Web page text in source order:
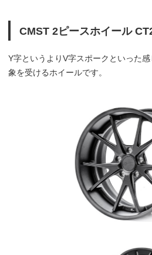
CMST 2ピースホイール
Y字というよりV字スポークといった
象を受けるホイールです。